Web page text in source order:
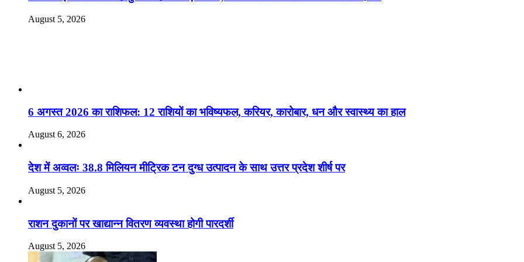
August 5, 2026
6 अगस्त 2026 का राशिफल: 12 राशियों का भविष्यफल, करियर, कारोबार, धन और स्वास्थ्य का हाल
August 6, 2026
देश में अव्वलः 38.8 मिलियन मीट्रिक टन दुग्ध उत्पादन के साथ उत्तर प्रदेश शीर्ष पर
August 5, 2026
राशन दुकानों पर खाद्यान्न वितरण व्यवस्था होगी पारदर्शी
August 5, 2026